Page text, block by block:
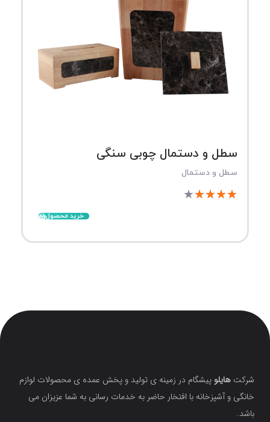
سطل و دستمال چوبی سنگی
سطل و دستمال
★
★
★
★
★
خرید محصول
شرکت هایلو پیشگام در زمینه ی تولید و پخش عمده ی محصولات لوازم
خانگی و آشپزخانه با افتخار حاضر به خدمات رسانی به شما عزیزان می
باشد.